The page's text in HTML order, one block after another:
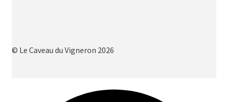
© Le Caveau du Vigneron 2026